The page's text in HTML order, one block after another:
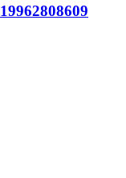
19962808609